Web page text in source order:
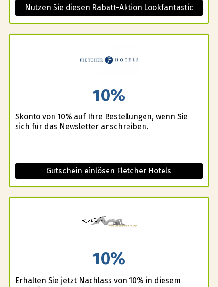
Nutzen Sie diesen Rabatt-Aktion Lookfantastic
10%
Skonto von 10% auf Ihre Bestellungen, wenn Sie
sich für das Newsletter anschreiben.
Gutschein einlösen Fletcher Hotels
10%
Erhalten Sie jetzt Nachlass von 10% in diesem